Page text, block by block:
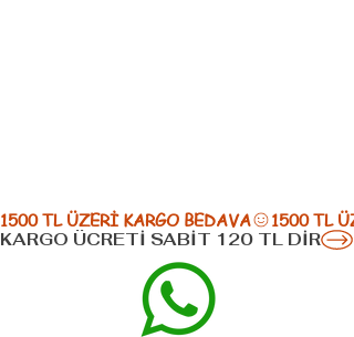
1500 TL ÜZERİ KARGO BEDAVA
KARGO ÜCRETİ SABİT 120 TL DİR